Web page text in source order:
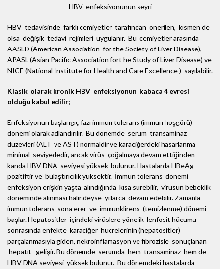
HBV enfeksiyonunun seyri
HBV tedavisinde farklı cemiyetler tarafından önerilen, kısmen de
olsa değişik tedavi rejimleri uygulanır. Bu cemiyetler arasında
AASLD (American Association for the Society of Liver Disease),
APASL (Asian Pacific Association fort he Study of Liver Disease) ve
NICE (National Institute for Health and Care Excellence ) sayılabilir.
Klasik olarak kronik HBV enfeksiyonun kabaca 4 evresi
olduğu kabul edilir;
Enfeksiyonun başlangıç fazı immun tolerans (immun hoşgörü)
dönemi olarak adlandırılır. Bu dönemde serum transaminaz
düzeyleri (ALT ve AST) normaldir ve karaciğerdeki hasarlanma
minimal seviyededir, ancak virüs çoğalmaya devam ettiğinden
kanda HBV DNA seviyesi yüksek bulunur. Hastalarda HBeAg
pozitiftir ve bulaştırıcılık yüksektir. İmmun tolerans dönemi
enfeksiyon erişkin yaşta alındığında kısa sürebilir, virüsün bebeklik
döneminde alınması halindeyse yıllarca devam edebilir. Zamanla
immun tolerans sona erer ve immunklirens (temizlenme) dönemi
başlar. Hepatositler içindeki virüslere yönelik lenfosit hücumu
sonrasında enfekte karaciğer hücrelerinin (hepatositler)
parçalanmasıyla giden, nekroinflamasyon ve fibrozisle sonuçlanan
hepatit gelişir. Bu dönemde serumda hem transaminaz hem de
HBV DNA seviyesi yüksek bulunur. Bu dönemdeki hastalarda